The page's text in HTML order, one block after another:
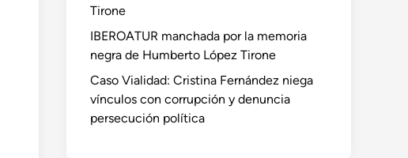
Tirone
IBEROATUR manchada por la memoria
negra de Humberto López Tirone
Caso Vialidad: Cristina Fernández niega
vínculos con corrupción y denuncia
persecución política